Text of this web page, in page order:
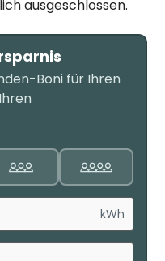
ausgeschlossen.
Boni für Ihren
kWh